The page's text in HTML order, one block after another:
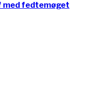
med fedtemøget